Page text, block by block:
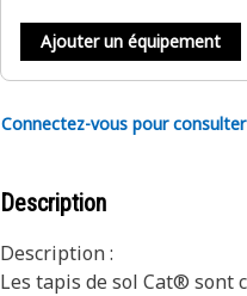
Ajouter un équipement
Connectez-vous pour
Description
Description :
Les tapis de sol Cat® sont